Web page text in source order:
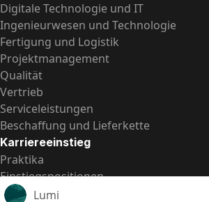
Digitale Technologie und IT
Ingenieurwesen und Technologie
Fertigung und Logistik
Projektmanagement
Qualität
Vertrieb
Serviceleistungen
Beschaffung und Lieferkette
Karriereeinstieg
Praktika
Einstiegspositionen
Alle Möglichkeiten